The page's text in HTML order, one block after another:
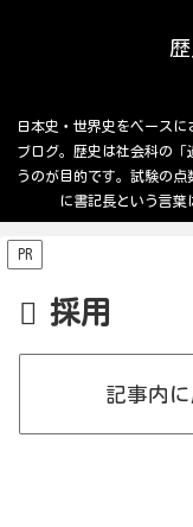
日本史・世界史をベース
ブログ。歴史は社会科の
うのが目的です。試験の
に書記長という言葉
PR
採用
記事内